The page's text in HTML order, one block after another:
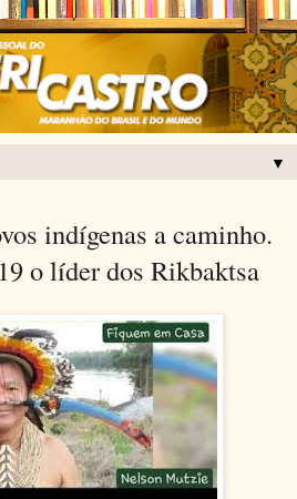
▼
indígenas a caminho.
o líder dos Rikbaktsa